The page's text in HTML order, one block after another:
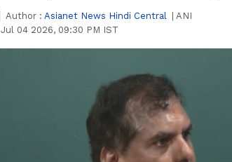
Author : Asianet News Hindi Central
ANI
Jul 04 2026, 09:30 PM IST